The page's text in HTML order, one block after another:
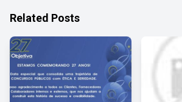
Related Posts